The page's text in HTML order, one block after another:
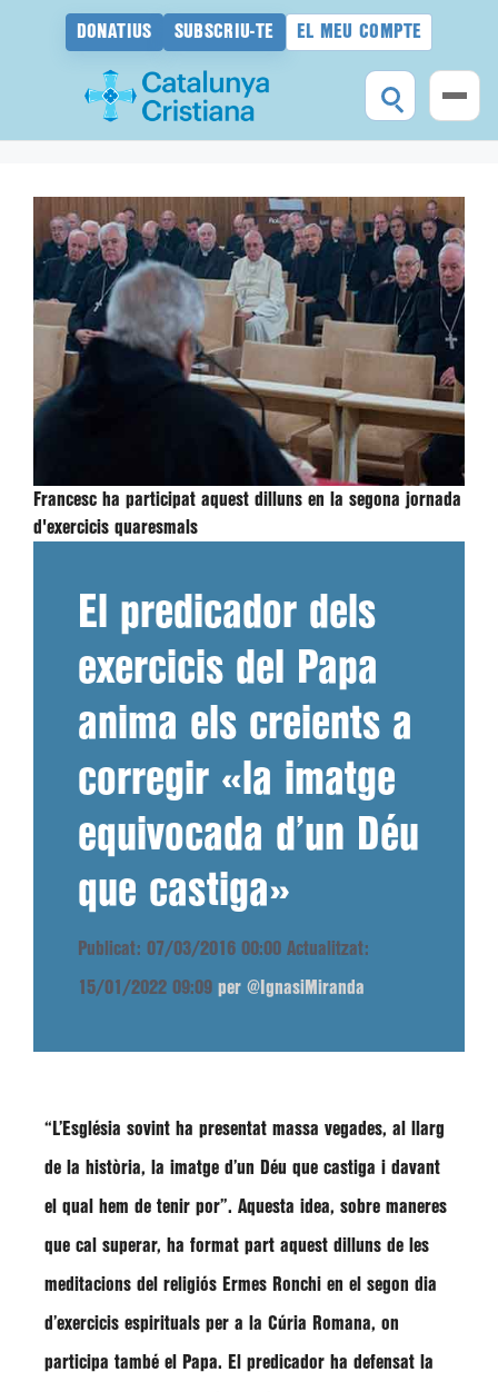
DONATIUS SUBSCRIU-TE EL MEU COMPTE
Francesc ha participat aquest dilluns en la segona jornada
d'exercicis quaresmals
El predicador dels
exercicis del Papa
anima els creients a
corregir «la imatge
equivocada d’un Déu
que castiga»
Publicat: 07/03/2016 00:00 Actualitzat:
15/01/2022 09:09 per @IgnasiMiranda
“L’Església sovint ha presentat massa vegades, al llarg
de la història, la imatge d’un Déu que castiga i davant
el qual hem de tenir por”. Aquesta idea, sobre maneres
que cal superar, ha format part aquest dilluns de les
meditacions del religiós Ermes Ronchi en el segon dia
d’exercicis espirituals per a la Cúria Romana, on
participa també el Papa. El predicador ha defensat la